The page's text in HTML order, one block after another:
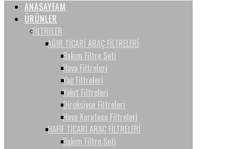
ANASAYFAM
ÜRÜNLER
FİLTRELER
AĞIR TİCARİ ARAÇ FİLTRELERİ
Bakım Filtre Seti
Hava Filtreleri
Yağ Filtreleri
Yakıt Filtreleri
Direksiyon Filtreleri
Hava Kurutucu Filtrelerİ
HAFİF TİCARİ ARAÇ FİLTRELERİ
Bakım Filtre Seti